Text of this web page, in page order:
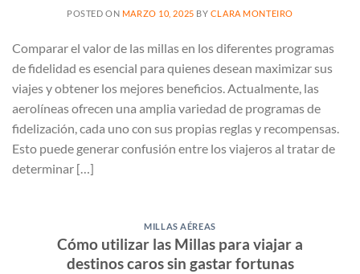
POSTED ON MARZO 10, 2025 BY CLARA MONTEIRO
Comparar el valor de las millas en los diferentes programas
de fidelidad es esencial para quienes desean maximizar sus
viajes y obtener los mejores beneficios. Actualmente, las
aerolíneas ofrecen una amplia variedad de programas de
fidelización, cada uno con sus propias reglas y recompensas.
Esto puede generar confusión entre los viajeros al tratar de
determinar […]
MILLAS AÉREAS
Cómo utilizar las Millas para viajar a
destinos caros sin gastar fortunas